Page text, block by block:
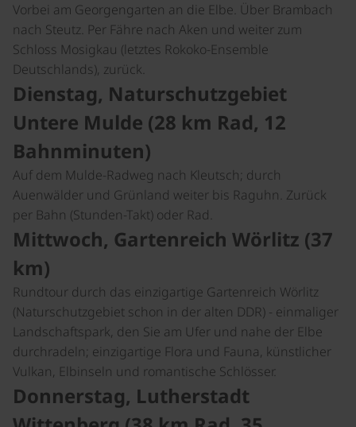
Vorbei am Georgengarten an die Elbe. Über Brambach
nach Steutz. Per Fähre nach Aken und weiter zum
Schloss Mosigkau (letztes Rokoko-Ensemble
Deutschlands), zurück.
Dienstag, Naturschutzgebiet
Untere Mulde (28 km Rad, 12
Bahnminuten)
Auf dem Mulde-Radweg nach Kleutsch; durch
Auenwälder und Grünland weiter bis Raguhn. Zurück
per Bahn (Stunden-Takt) oder Rad.
Mittwoch, Gartenreich Wörlitz (37
km)
Rundtour durch das einzigartige Gartenreich Wörlitz
(Naturschutzgebiet schon in der alten DDR) - einmaliger
Landschaftspark, den Sie am Ufer und nahe der Elbe
durchradeln; einzigartige Flora und Fauna, künstlicher
Vulkan, Elbinseln und romantische Schlösser.
Donnerstag, Lutherstadt